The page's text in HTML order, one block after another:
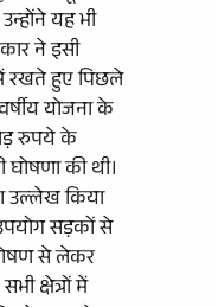
यह भी
ने इसी
रखते हुए पिछले
योजना के
रुपये के
की थी।
उल्लेख किया
सड़कों से
से लेकर
क्षेत्रों में